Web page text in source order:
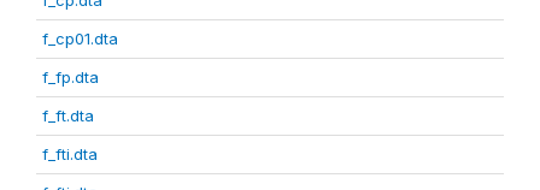
f_cp01.dta
f_fp.dta
f_ft.dta
f_fti.dta